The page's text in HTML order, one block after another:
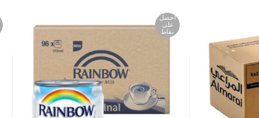
احصل
على
نقاط